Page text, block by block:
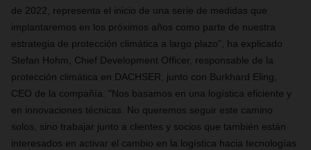
de 2022, representa el inicio de una serie de medidas que
implantaremos en los próximos años como parte de nuestra
estrategia de protección climática a largo plazo”, ha explicado
Stefan Hohm, Chief Development Officer, responsable de la
protección climática en DACHSER, junto con Burkhard Eling,
CEO de la compañía. "Nos basamos en una logística eficiente y
en innovaciones técnicas. No queremos seguir este camino
solos, sino trabajar junto a clientes y socios que también están
interesados ​​en activar el cambio en la logística hacia tecnologías